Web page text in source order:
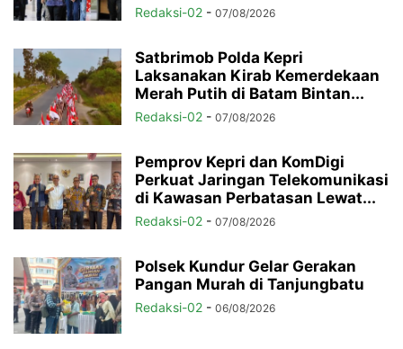
Redaksi-02 - 07/08/2026
Satbrimob Polda Kepri
Laksanakan Kirab Kemerdekaan
Merah Putih di Batam Bintan...
Redaksi-02 - 07/08/2026
Pemprov Kepri dan KomDigi
Perkuat Jaringan Telekomunikasi
di Kawasan Perbatasan Lewat...
Redaksi-02 - 07/08/2026
Polsek Kundur Gelar Gerakan
Pangan Murah di Tanjungbatu
Redaksi-02 - 06/08/2026